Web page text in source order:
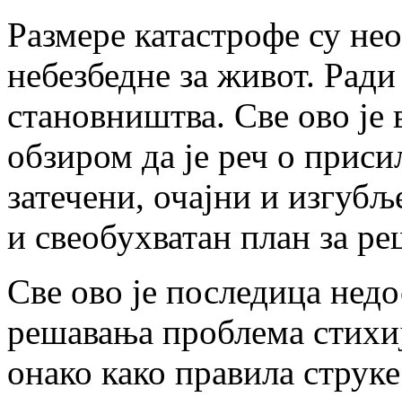
Размере катастрофе су
небезбедне за живот.
становништва. Све ово
обзиром да је реч о
затечени, очајни и
и свеобухватан план за
Све ово је последица
решавања проблема
онако како правила